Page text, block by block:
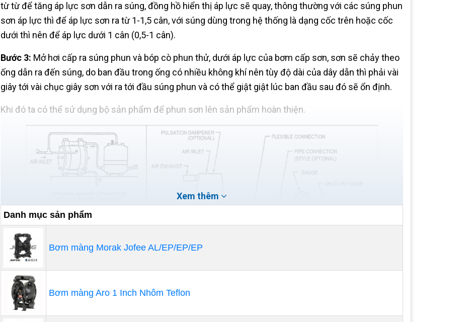
từ từ để tăng áp lực sơn dẫn ra súng, đồng hồ hiển thị áp lực sẽ quay, thông thường với các súng phun
sơn áp lực thì để áp lực sơn ra từ 1-1,5 cân, với súng dùng trong hệ thống là dạng cốc trên hoặc cốc
dưới thì nên để áp lực dưới 1 cân (0,5-1 cân).
Bước 3: Mở hơi cấp ra súng phun và bóp cò phun thử, dưới áp lực của bơm cấp sơn, sơn sẽ chảy theo
ống dẫn ra đến súng, do ban đầu trong ống có nhiều không khí nên tùy độ dài của dây dẫn thì phải vài
giây tới vài chục giây sơn với ra tới đầu súng phun và có thể giật giật lúc ban đầu sau đó sẽ ổn định.
Khi đó ta có thể sử dụng bộ sản phẩm để phun sơn lên sản phẩm hoàn thiện.
Xem thêm
Danh mục sản phẩm
Bơm màng Morak Jofee AL/EP/EP/EP
Bơm màng Aro 1 Inch Nhôm Teflon